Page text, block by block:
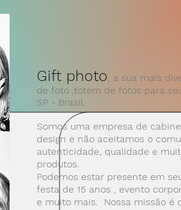
Gift photo, a sua mais
de foto ,totem de fotos para
SP - Brasil.
Somos uma empresa de
design e não aceitamos o
autenticidade, qualidade e
produtos.
Podemos estar presente em
festa de 15 anos , evento
e muito mais. Nossa missão é